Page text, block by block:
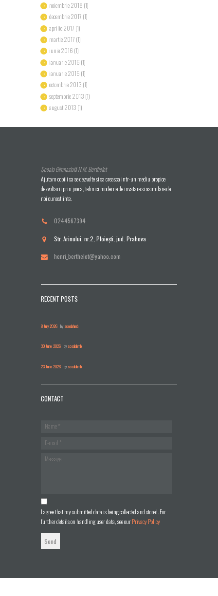
noiembrie2018 (1)
decembrie2017 (1)
aprilie2017 (1)
martie2017 (1)
iunie2016 (1)
ianuarie2016 (1)
ianuarie2015 (1)
octombrie2013 (1)
septembrie2013 (1)
august2013 (1)
Școala Gimnazială H.M. Berthelot
Ajutam copiii sa se dezvolte si sa creasca intr-un mediu propice
dezvoltarii prin joaca, tehnici moderne de invatare si asimilare de
noi cunostiinte.
0244567394
Str. Arinului, nr.2, Ploieşti, jud. Prahova
henri_berthelot@yahoo.com
RECENT POSTS
8 July 2026 by scoalahmb
30 June 2026 by scoalahmb
23 June 2026 by scoalahmb
CONTACT
I agree that my submitted data is being collected and stored. For
further details on handling user data, see ourPrivacy Policy
Send